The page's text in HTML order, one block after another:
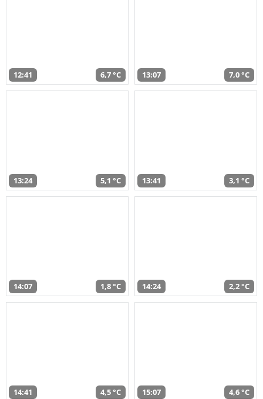
12:41 6,7 °C 13:07 7,0 °C
13:24 5,1 °C 13:41 3,1 °C
14:07 1,8 °C 14:24 2,2 °C
14:41 4,5 °C 15:07 4,6 °C